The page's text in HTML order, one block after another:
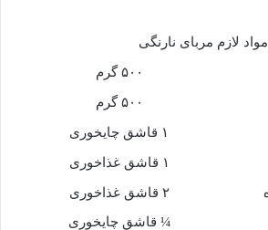
مواد لازم مربای نارنگی
۵۰۰ گرم
۵۰۰ گرم
۱ قاشق چایخوری
۱ قاشق غذاخوری
۲ قاشق غذاخوری
¼ قاشق چایخوری